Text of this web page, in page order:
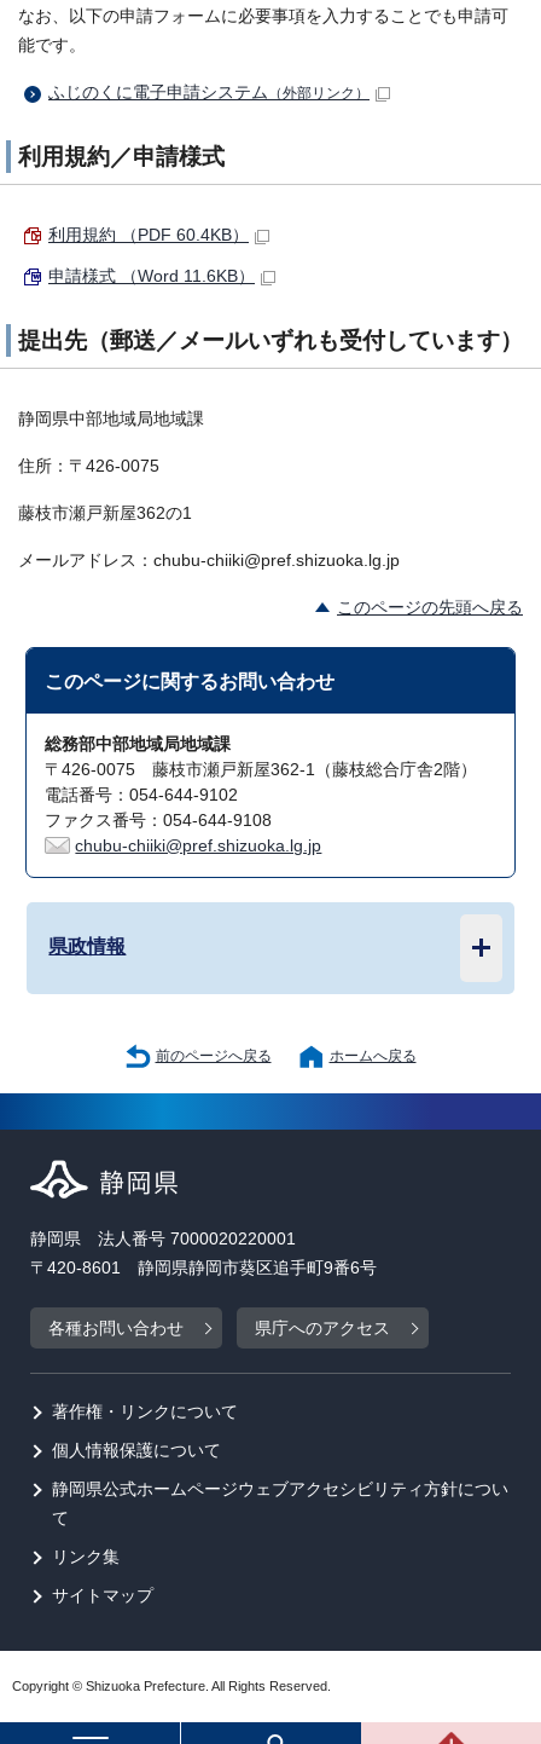
なお、以下の申請フォームに必要事項を入力することでも申請可
能です。
ふじのくに電子申請システム （外部リンク）
利用規約／申請様式
利用規約 （PDF 60.4KB）
申請様式 （Word 11.6KB）
提出先（郵送／メールいずれも受付しています）
静岡県中部地域局地域課
住所：〒426-0075
藤枝市瀬戸新屋362の1
メールアドレス：chubu-chiiki@pref.shizuoka.lg.jp
このページの先頭へ戻る
このページに関するお問い合わせ
総務部中部地域局地域課
〒426-0075 藤枝市瀬戸新屋362-1（藤枝総合庁舎2階）
電話番号：054-644-9102
ファクス番号：054-644-9108
chubu-chiiki@pref.shizuoka.lg.jp
県政情報
前のページへ戻る ホームへ戻る
静岡県 法人番号 7000020220001
〒420-8601 静岡県静岡市葵区追手町9番6号
各種お問い合わせ 県庁へのアクセス
著作権・リンクについて
個人情報保護について
静岡県公式ホームページウェブアクセシビリティ方針につい
て
リンク集
サイトマップ
Copyright © Shizuoka Prefecture. All Rights Reserved.